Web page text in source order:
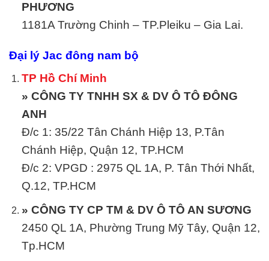
PHƯƠNG
1181A Trường Chinh – TP.Pleiku – Gia Lai.
Đại lý Jac đông nam bộ
TP Hồ Chí Minh
» CÔNG TY TNHH SX & DV Ô TÔ ĐÔNG
ANH
Đ/c 1: 35/22 Tân Chánh Hiệp 13, P.Tân
Chánh Hiệp, Quận 12, TP.HCM
Đ/c 2: VPGD : 2975 QL 1A, P. Tân Thới Nhất,
Q.12, TP.HCM
» CÔNG TY CP TM & DV Ô TÔ AN SƯƠNG
2450 QL 1A, Phường Trung Mỹ Tây, Quận 12,
Tp.HCM